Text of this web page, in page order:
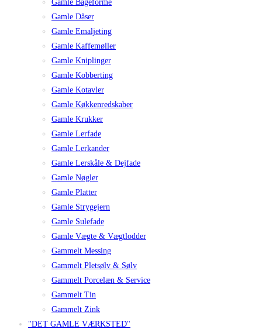
Gamle Bageforme
Gamle Dåser
Gamle Emaljeting
Gamle Kaffemøller
Gamle Kniplinger
Gamle Kobberting
Gamle Kotavler
Gamle Køkkenredskaber
Gamle Krukker
Gamle Lerfade
Gamle Lerkander
Gamle Lerskåle & Dejfade
Gamle Nøgler
Gamle Platter
Gamle Strygejern
Gamle Sulefade
Gamle Vægte & Vægtlodder
Gammelt Messing
Gammelt Pletsølv & Sølv
Gammelt Porcelæn & Service
Gammelt Tin
Gammelt Zink
"DET GAMLE VÆRKSTED"